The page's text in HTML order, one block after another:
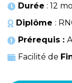
Durée : 12
Diplôme :
Prérequis :
Facilité de